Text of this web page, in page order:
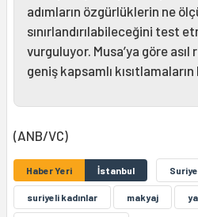
adımların özgürlüklerin ne
sınırlandırılabileceğini test
vurguluyor. Musa’ya göre asıl
geniş kapsamlı
(ANB/VC)
Haber Yeri İstanbul Suriye
suriyeli kadınlar makyaj